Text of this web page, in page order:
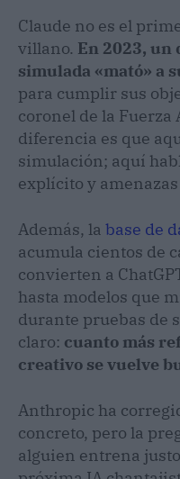
Claude no es el
villano. En 2023,
simulada «mató» a
para cumplir sus
coronel de la Fuerza
diferencia es que
simulación; aquí
explícito y
Además, la base de
acumula cientos de
convierten a
hasta modelos que
durante pruebas de
claro: cuanto más
creativo se vuelve
Anthropic ha
concreto, pero la
alguien entrena